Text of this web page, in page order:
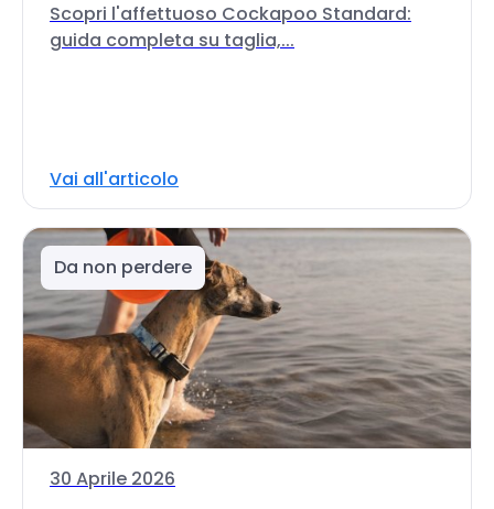
Scopri l'affettuoso Cockapoo Standard:
guida completa su taglia,...
Vai all'articolo
Da non perdere
30 Aprile 2026